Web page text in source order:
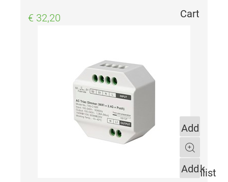
Cart
€ 32,20
Add
to
Wishlist
Quick
Quantity
Add